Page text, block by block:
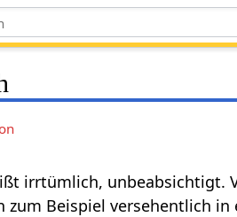
irrtümlich, unbeabsichtigt.
zum Beispiel versehentlich